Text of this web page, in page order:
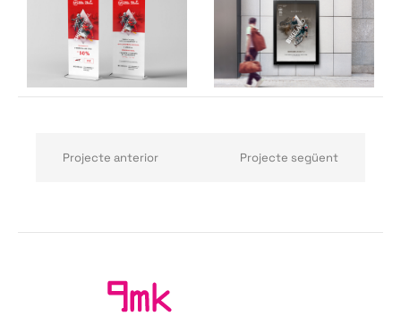
Projecte anterior Projecte següent